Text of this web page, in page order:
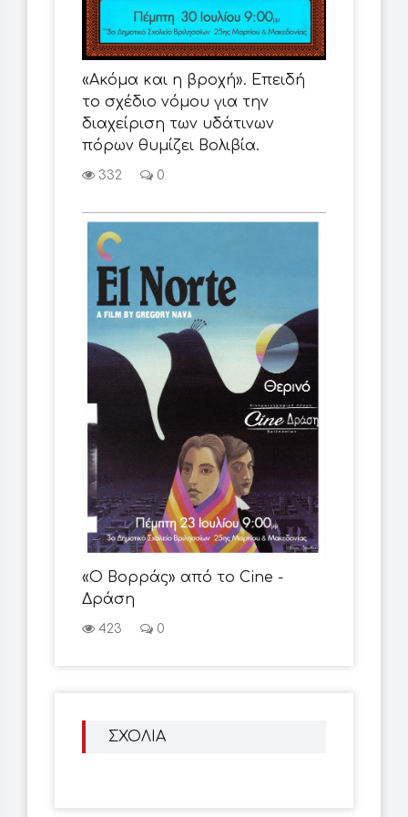
«Ακόμα και η βροχή». Επειδή
το σχέδιο νόμου για την
διαχείριση των υδάτινων
πόρων θυμίζει Βολιβία.
332 0
«Ο Βορράς» από το Cine -
Δράση
423 0
ΣΧΟΛΙΑ